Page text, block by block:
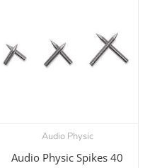
Audio Physic
Audio Physic Spikes 40